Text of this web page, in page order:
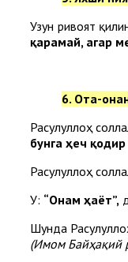
Узун ривоят
қарамай, агар
6. Ота-
Расулуллоҳ
бунга ҳеч
Расулуллоҳ
У: “Онам ҳаёт”,
Шунда
(Имом Байҳақий